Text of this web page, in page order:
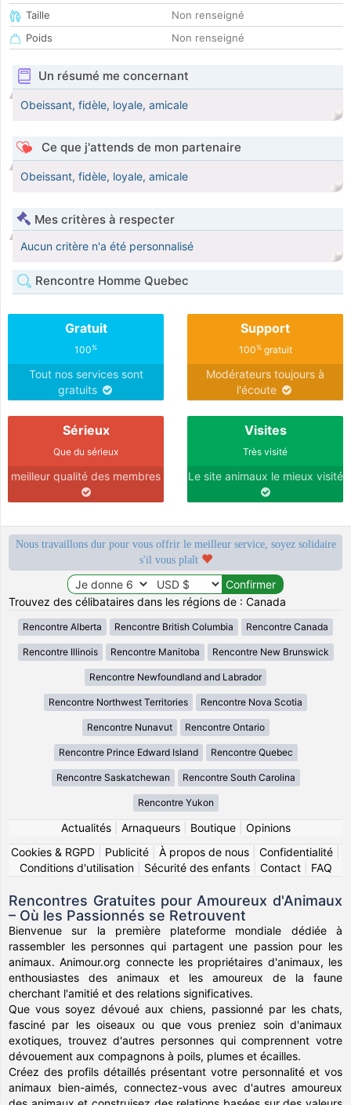
Taille
Non renseigné
Poids
Non renseigné
Un résumé me concernant
Obeissant, fidèle, loyale, amicale
Ce que j'attends de mon partenaire
Obeissant, fidèle, loyale, amicale
Mes critères à respecter
Aucun critère n'a été personnalisé
Rencontre Homme Quebec
Gratuit
100%
Tout nos services sont
gratuits
Support
100%gratuit
Modérateurs toujours à
l'écoute
Sérieux
Que du sérieux
meilleur qualité des membres
Visites
Très visité
Le site animaux le mieux visité
Nous travaillons dur pour vous offrir le meilleur service, soyez solidaire
s'il vous plaît
Trouvez des célibataires dans les régions de : Canada
Rencontre Alberta Rencontre British Columbia Rencontre Canada
Rencontre Illinois Rencontre Manitoba Rencontre New Brunswick
Rencontre Newfoundland and Labrador
Rencontre Northwest Territories Rencontre Nova Scotia
Rencontre Nunavut Rencontre Ontario
Rencontre Prince Edward Island Rencontre Quebec
Rencontre Saskatchewan Rencontre South Carolina
Rencontre Yukon
Actualités| Arnaqueurs| Boutique| Opinions
Cookies & RGPD
Publicité À propos de nous Confidentialité
Conditions d'utilisation| Sécurité des enfants| Contact| FAQ
Rencontres Gratuites pour Amoureux d'Animaux
– Où les Passionnés se Retrouvent
Bienvenue sur la première plateforme mondiale dédiée à
rassembler les personnes qui partagent une passion pour les
animaux. Animour.org connecte les propriétaires d'animaux, les
enthousiastes des animaux et les amoureux de la faune
cherchant l'amitié et des relations significatives.
Que vous soyez dévoué aux chiens, passionné par les chats,
fasciné par les oiseaux ou que vous preniez soin d'animaux
exotiques, trouvez d'autres personnes qui comprennent votre
dévouement aux compagnons à poils, plumes et écailles.
Créez des profils détaillés présentant votre personnalité et vos
animaux bien-aimés, connectez-vous avec d'autres amoureux